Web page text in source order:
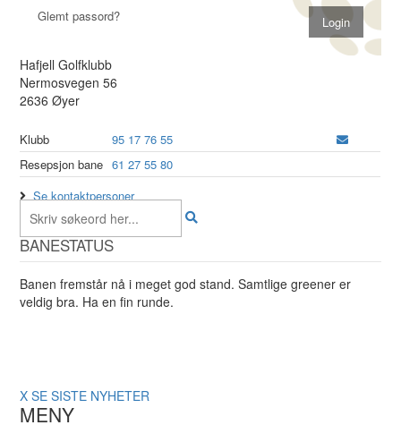
Glemt passord?
Hafjell Golfklubb
Nermosvegen 56
2636 Øyer
Klubb
95 17 76 55
Resepsjon bane 61 27 55 80
Se kontaktpersoner
BANESTATUS
Banen fremstår nå i meget god stand. Samtlige greener er
veldig bra. Ha en fin runde.
X SE SISTE NYHETER
MENY